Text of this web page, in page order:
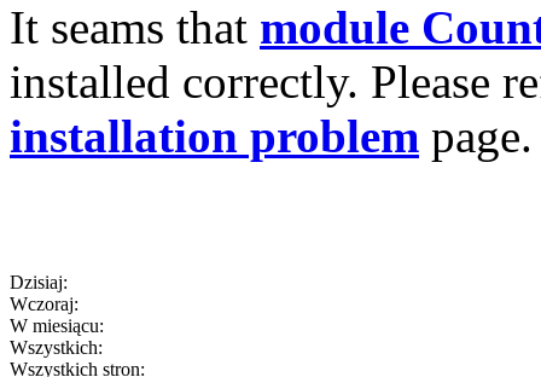
It seams that module
installed correctly. Please
installation problem page.
Dzisiaj:
Wczoraj:
W miesiącu:
Wszystkich:
Wszystkich stron: